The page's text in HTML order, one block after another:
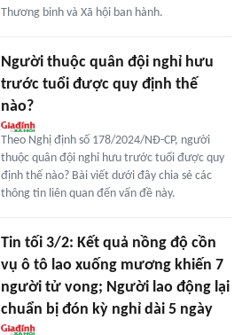
Thương binh và Xã hội ban hành.
Người thuộc quân đội nghỉ hưu
trước tuổi được quy định thế
nào?
Theo Nghị định số 178/2024/NĐ-CP, người
thuộc quân đội nghỉ hưu trước tuổi được quy
định thế nào? Bài viết dưới đây chia sẻ các
thông tin liên quan đến vấn đề này.
Tin tối 3/2: Kết quả nồng độ cồn
vụ ô tô lao xuống mương khiến 7
người tử vong; Người lao động lại
chuẩn bị đón kỳ nghỉ dài 5 ngày